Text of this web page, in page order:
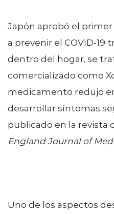
Japón aprobó el
a prevenir el COVID-19
dentro del hogar, se
comercializado como
medicamento redujo
desarrollar síntomas
publicado en la revista
England Journal of
Uno de los aspectos